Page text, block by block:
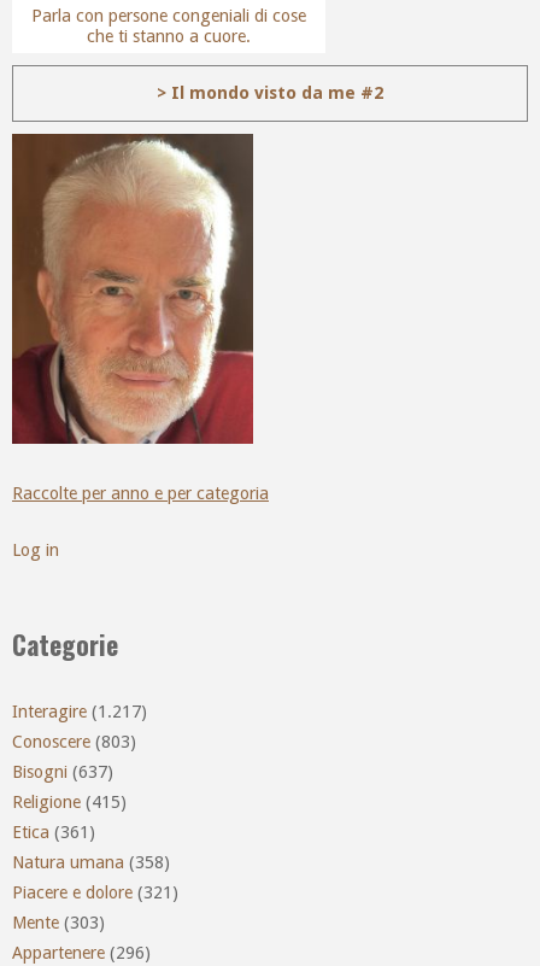
Parla con persone congeniali di cose
che ti stanno a cuore.
> Il mondo visto da me #2
Raccolte per anno e per categoria
Log in
Categorie
Interagire (1.217)
Conoscere (803)
Bisogni (637)
Religione (415)
Etica (361)
Natura umana (358)
Piacere e dolore (321)
Mente (303)
Appartenere (296)